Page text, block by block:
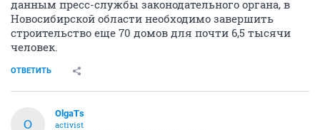
да не строятся они, как понять не можете вы, там
бегают два человека по стройке, в прятки играют. всё
это для отвода. тоже верил в то что будет строится.
зная что щас происходит, нужно как можно быстрее
привлекать к уголовной ответсвенности
застройщика, за не целесообразное растрат средств
или преднамеренное банкротство, вместе с
монолитградстроем и бухгалтерами вместе, все они
вкурсе, всё подписывали,всё видели.